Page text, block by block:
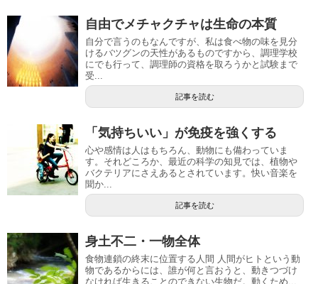
自由でメチャクチャは生命の本質
自分で言うのもなんですが、私は食べ物の味を見分
けるバツグンの天性があるものですから、調理学校
にでも行って、調理師の資格を取ろうかと試験まで
受...
記事を読む
「気持ちいい」が免疫を強くする
心や感情は人はもちろん、動物にも備わっていま
す。それどころか、最近の科学の知見では、植物や
バクテリアにさえあるとされています。快い音楽を
聞か...
記事を読む
身土不二・一物全体
食物連鎖の終末に位置する人間 人間がヒトという動
物であるからには、誰が何と言おうと、動きつづけ
なければ生きることのできない生物だ。動くため...